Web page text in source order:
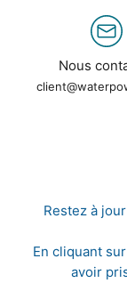
Nous
Restez à
En cliquant
avoir